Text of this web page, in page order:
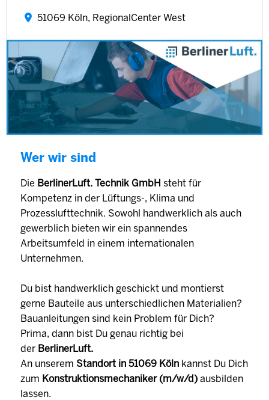
51069 Köln, RegionalCenter West
Wer wir sind
Die BerlinerLuft. Technik GmbH steht für
Kompetenz in der Lüftungs-, Klima und
Prozesslufttechnik. Sowohl handwerklich als auch
gewerblich bieten wir ein spannendes
Arbeitsumfeld in einem internationalen
Unternehmen.
Du bist handwerklich geschickt und montierst
gerne Bauteile aus unterschiedlichen Materialien?
Bauanleitungen sind kein Problem für Dich?
Prima, dann bist Du genau richtig bei
der BerlinerLuft.
An unserem Standort in 51069 Köln kannst Du Dich
zum Konstruktionsmechaniker (m/w/d) ausbilden
lassen.